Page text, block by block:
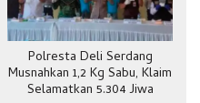
Polresta Deli Serdang
Musnahkan 1,2 Kg Sabu, Klaim
Selamatkan 5.304 Jiwa